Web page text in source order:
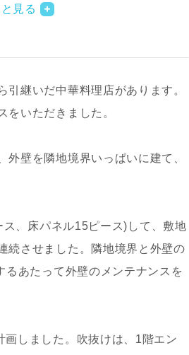
見る
継いだ中華料理店があります。
いただきました。
壁を隣地境界いっぱいに建て、
、床パネル15ピース)して、敷地
続させました。隣地境界と外壁の
あたって外壁のメンテナンスを
しました。吹抜けは、1階エン